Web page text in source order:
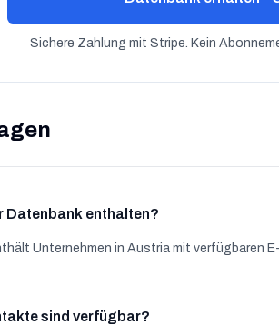
Sichere Zahlung mit Stripe. Kein
Datenbank enthalten?
Unternehmen in Austria mit verfügbaren
sind verfügbar?